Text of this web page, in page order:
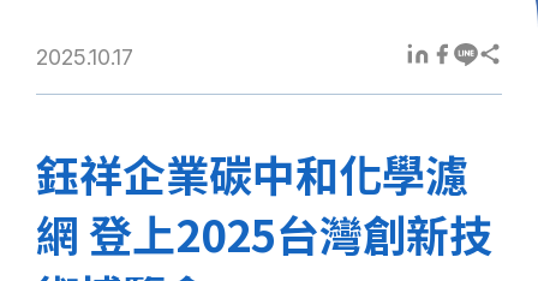
2025.10.17
鈺祥企業碳中和化學濾
網 登上2025台灣創新技